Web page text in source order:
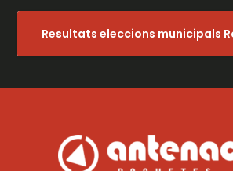
Resultats eleccions municipals